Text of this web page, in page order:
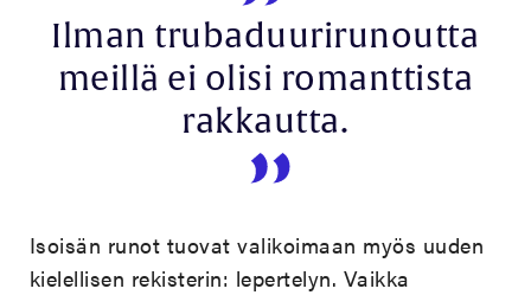
Ilman trubaduurirunoutta
meillä ei olisi romanttista
rakkautta.
Isoisän runot tuovat valikoimaan myös uuden
kielellisen rekisterin: lepertelyn. Vaikka